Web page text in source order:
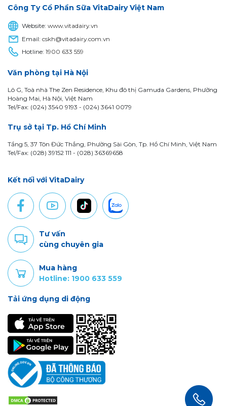
Công Ty Cổ Phần Sữa VitaDairy Việt Nam
Website:www.vitadairy.vn
Email:cskh@vitadairy.com.vn
Hotline:1900 633 559
Văn phòng tại Hà Nội
Lô G, Toà nhà The Zen Residence, Khu đô thị Gamuda Gardens, Phường
Hoàng Mai, Hà Nội, Việt Nam
Tel/Fax: (024) 3540 9193 - (024) 3641 0079
Trụ sở tại Tp. Hồ Chí Minh
Tầng 5, 37 Tôn Đức Thắng, Phường Sài Gòn, Tp. Hồ Chí Minh, Việt Nam
Tel/Fax: (028) 39152 111 - (028) 36369658
Kết nối với VitaDairy
Tư vấn
cùng chuyên gia
Mua hàng
Hotline: 1900 633 559
Tải ứng dụng di động